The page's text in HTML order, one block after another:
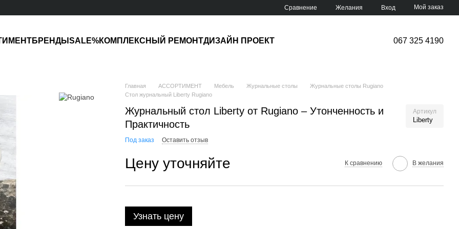
Сравнение Желания Вход Мой заказ
БРЕНДЫ SALE%КОМПЛЕКСНЫЙ РЕМОНТДИЗАЙН ПРОЕКТ 067 325 4190
Главная АССОРТИМЕНТ Мебель Журнальные столы
Журнальные столы Rugiano
Стол журнальный Liberty Rugiano
Журнальный стол Liberty от Rugiano – Утонченность и
Практичность
Артикул
Liberty
Под заказ Оставить отзыв
Цену уточняйте К сравнению В желания
Узнать цену